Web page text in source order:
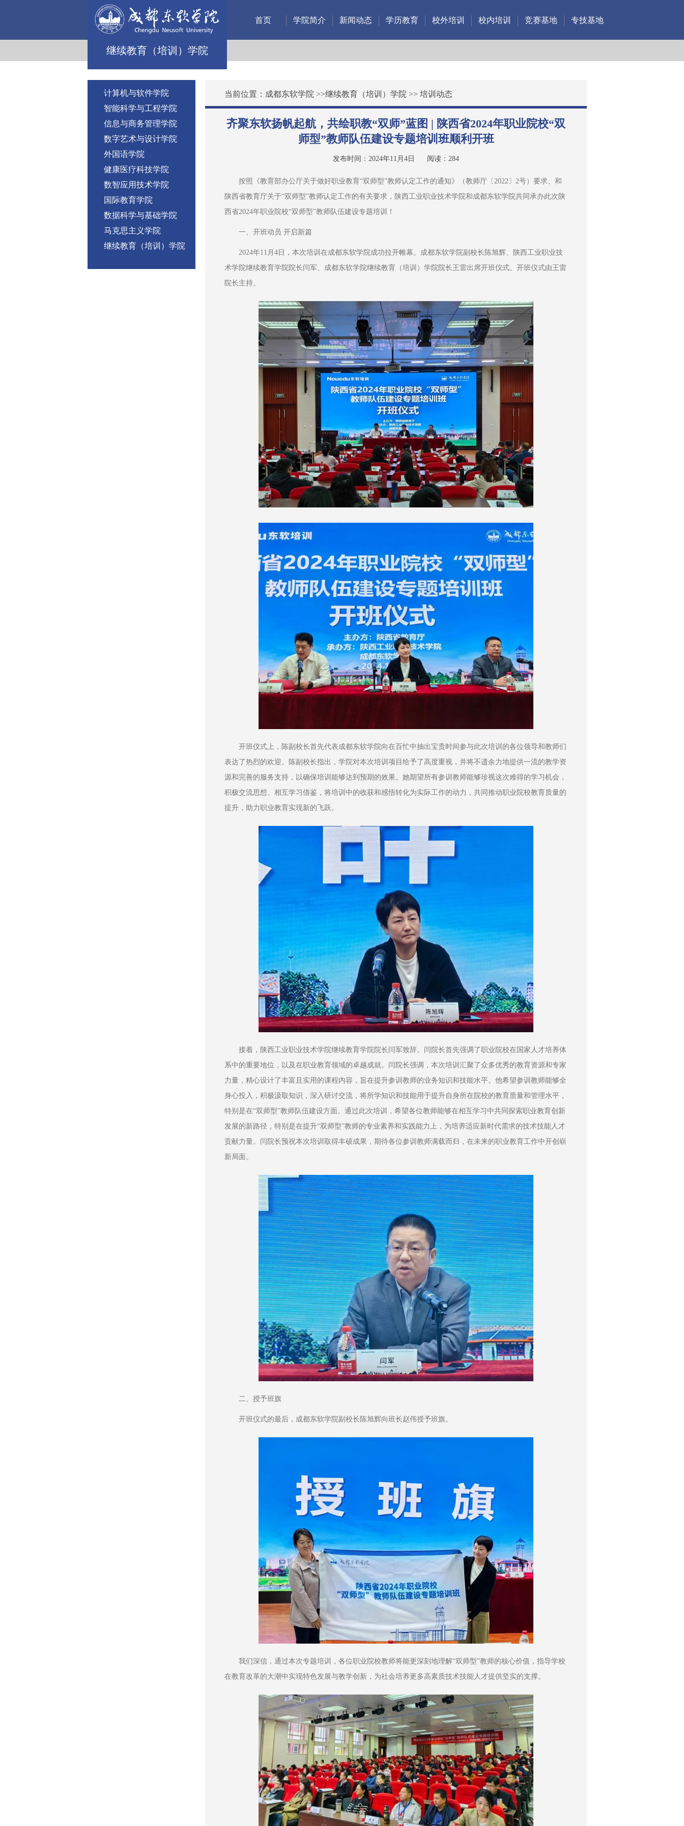
继续教育（培训）学院
首页 学院简介 新闻动态 学历教育 校外培训 校内培训 竞赛基地 专技基地
计算机与软件学院
智能科学与工程学院
信息与商务管理学院
数字艺术与设计学院
外国语学院
健康医疗科技学院
数智应用技术学院
国际教育学院
数据科学与基础学院
马克思主义学院
继续教育（培训）学院
当前位置： 成都东软学院 >>继续教育（培训）学院 >> 培训动态
齐聚东软扬帆起航，共绘职教“双师”蓝图 | 陕西省2024年职业院校“双
师型”教师队伍建设专题培训班顺利开班
发布时间：2024年11月4日 阅读： 284
按照《教育部办公厅关于做好职业教育“双师型”教师认定工作的通知》（教师厅〔2022〕2号）要求、和
陕西省教育厅关于“双师型”教师认定工作的有关要求，陕西工业职业技术学院和成都东软学院共同承办此次陕
西省2024年职业院校“双师型”教师队伍建设专题培训！
一、开班动员 开启新篇
2024年11月4日，本次培训在成都东软学院成功拉开帷幕。成都东软学院副校长陈旭辉、陕西工业职业技
术学院继续教育学院院长闫军、成都东软学院继续教育（培训）学院院长王雷出席开班仪式。开班仪式由王雷
院长主持。
开班仪式上，陈副校长首先代表成都东软学院向在百忙中抽出宝贵时间参与此次培训的各位领导和教师们
表达了热烈的欢迎。陈副校长指出，学院对本次培训项目给予了高度重视，并将不遗余力地提供一流的教学资
源和完善的服务支持，以确保培训能够达到预期的效果。她期望所有参训教师能够珍视这次难得的学习机会，
积极交流思想、相互学习借鉴，将培训中的收获和感悟转化为实际工作的动力，共同推动职业院校教育质量的
提升，助力职业教育实现新的飞跃。
接着，陕西工业职业技术学院继续教育学院院长闫军致辞。闫院长首先强调了职业院校在国家人才培养体
系中的重要地位，以及在职业教育领域的卓越成就。闫院长强调，本次培训汇聚了众多优秀的教育资源和专家
力量，精心设计了丰富且实用的课程内容，旨在提升参训教师的业务知识和技能水平。他希望参训教师能够全
身心投入，积极汲取知识，深入研讨交流，将所学知识和技能用于提升自身所在院校的教育质量和管理水平，
特别是在“双师型”教师队伍建设方面。通过此次培训，希望各位教师能够在相互学习中共同探索职业教育创新
发展的新路径，特别是在提升“双师型”教师的专业素养和实践能力上，为培养适应新时代需求的技术技能人才
贡献力量。闫院长预祝本次培训取得丰硕成果，期待各位参训教师满载而归，在未来的职业教育工作中开创崭
新局面。
二、授予班旗
开班仪式的最后，成都东软学院副校长陈旭辉向班长赵伟授予班旗。
我们深信，通过本次专题培训，各位职业院校教师将能更深刻地理解“双师型”教师的核心价值，指导学校
在教育改革的大潮中实现特色发展与教学创新，为社会培养更多高素质技术技能人才提供坚实的支撑。